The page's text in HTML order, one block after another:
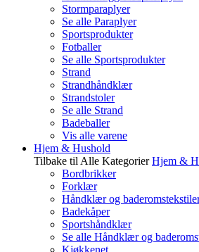
Stormparaplyer
Se alle Paraplyer
Sportsprodukter
Fotballer
Se alle Sportsprodukter
Strand
Strandhåndklær
Strandstoler
Se alle Strand
Badeballer
Vis alle varene
Hjem & Hushold
Tilbake til Alle Kategorier Hjem &
Bordbrikker
Forklær
Håndklær og
Badekåper
Sportshåndklær
Se alle Håndklær og
Kjøkkenet